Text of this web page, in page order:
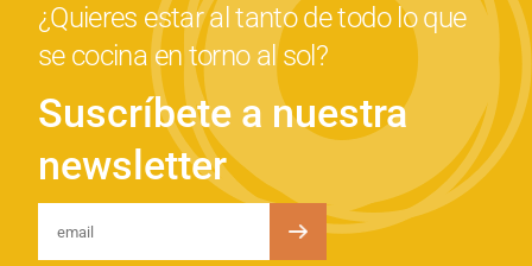
¿Quieres estar al tanto de todo lo que
se cocina en torno al sol?
Suscríbete a nuestra
newsletter